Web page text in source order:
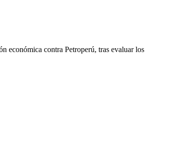
económica contra Petroperú, tras evaluar los